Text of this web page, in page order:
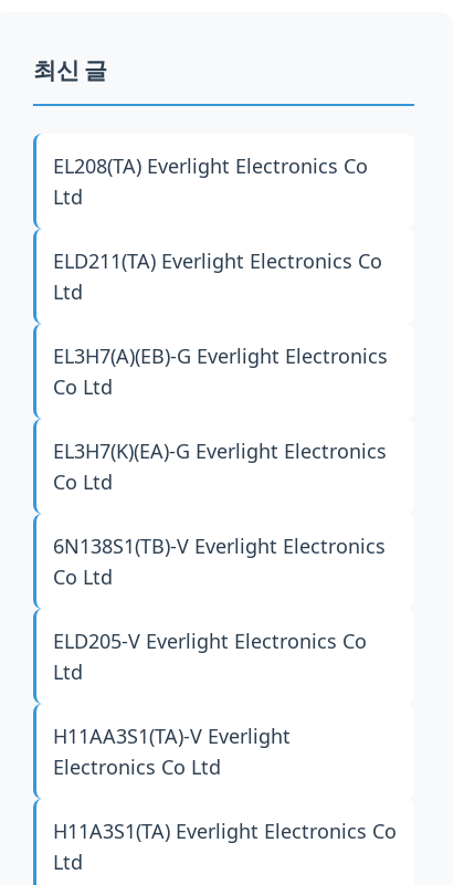
최신 글
EL208(TA) Everlight Electronics Co
Ltd
ELD211(TA) Everlight Electronics Co
Ltd
EL3H7(A)(EB)-G Everlight Electronics
Co Ltd
EL3H7(K)(EA)-G Everlight Electronics
Co Ltd
6N138S1(TB)-V Everlight Electronics
Co Ltd
ELD205-V Everlight Electronics Co
Ltd
H11AA3S1(TA)-V Everlight
Electronics Co Ltd
H11A3S1(TA) Everlight Electronics Co
Ltd